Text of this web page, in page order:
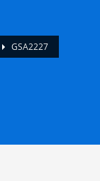
GSA2227